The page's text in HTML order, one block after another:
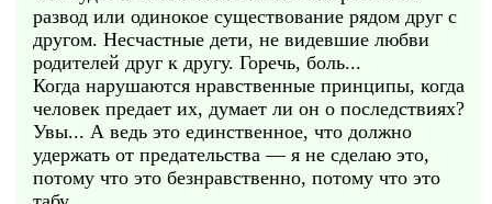
развод или одинокое существование рядом друг с
другом. Несчастные дети, не видевшие любви
родителей друг к другу. Горечь, боль...
Когда нарушаются нравственные принципы, когда
человек предает их, думает ли он о последствиях?
Увы... А ведь это единственное, что должно
удержать от предательства — я не сделаю это,
потому что это безнравственно, потому что это